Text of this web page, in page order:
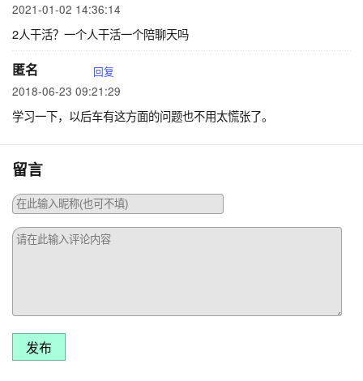
2021-01-02 14:36:14
2人干活？一个人干活一个陪聊天吗
匿名 回复
2018-06-23 09:21:29
学习一下，以后车有这方面的问题也不用太慌张了。
留言
发布